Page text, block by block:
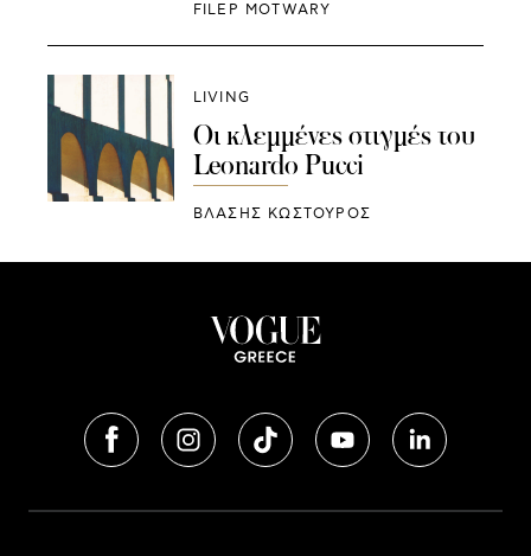
FILEP MOTWARY
LIVING
Οι κλεμμένες στιγμές του
Leonardo Pucci
ΒΛΑΣΗΣ ΚΩΣΤΟΥΡΟΣ